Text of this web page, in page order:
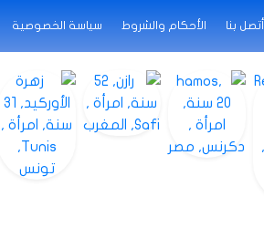
أتصل بنا الأحكام والشروط سياسة الخصوصية